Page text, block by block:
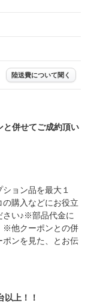
陸送費について聞く
と併せてご成約頂い
ョン品を最大１
購入などにお役立
さい♪※部品代金に
※他クーポンとの併
ンを見た、とお伝
以上！！